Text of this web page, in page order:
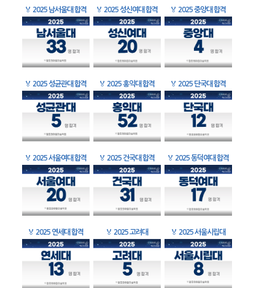
🏅 2025 남서울대 합격 🏅 2025 성신여대 합격 🏅 2025 중앙대 합격
🏅 2025 성균관대 합격 🏅 2025 홍익대 합격 🏅 2025 단국대 합격
🏅 2025 서울여대 합격 🏅 2025 건국대 합격 🏅 2025 동덕여대 합격
🏅 2025 연세대 합격 🏅 2025 고려대 🏅 2025 서울시립대